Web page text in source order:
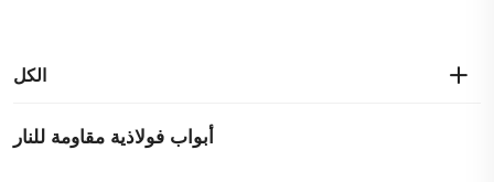
الكل
أبواب فولاذية مقاومة للنار